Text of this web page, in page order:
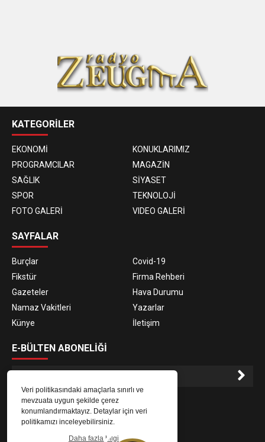
Veri politikasındaki amaçlarla sınırlı ve
mevzuata uygun şekilde çerez
konumlandırmaktayız. Detaylar için veri
politikamızı inceleyebilirsiniz.
Daha fazla bilgi
KATEGORİLER
EKONOMİ
KONUKLARIMIZ
PROGRAMCILAR
MAGAZİN
SAĞLIK
SİYASET
SPOR
TEKNOLOJİ
FOTO GALERİ
VIDEO GALERİ
SAYFALAR
Burçlar
Covid-19
Fikstür
Firma Rehberi
Gazeteler
Hava Durumu
Namaz Vakitleri
Yazarlar
Künye
İletişim
E-BÜLTEN ABONELİĞİ
E-Bülten aboneliği ile haberlere daha hızlı erişin.